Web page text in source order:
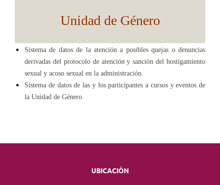
Unidad de Género
Sistema de datos de la atención a posibles quejas o denuncias
derivadas del protocolo de atención y sanción del hostigamiento
sexual y acoso sexual en la administración.
Sistema de datos de las y los participantes a cursos y eventos de
la Unidad de Género.
UBICACIÓN